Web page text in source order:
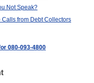
Not Speak?
from Debt Collectors
080-093-4800